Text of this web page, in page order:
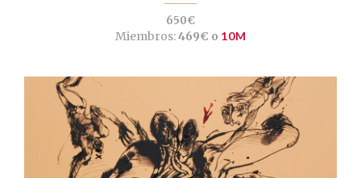
650€
Miembros:469€ o 10M